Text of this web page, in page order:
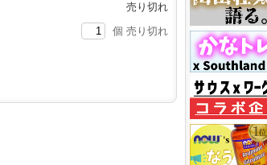
売り切れ
個 売り切れ